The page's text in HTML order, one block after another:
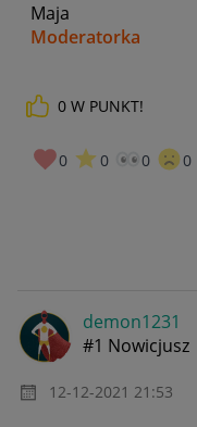
Maja
Moderatorka
_____________
0 W PUNKT!
0 0 0 0
demon1231
#1 Nowicjusz
‎12-12-2021 21:53